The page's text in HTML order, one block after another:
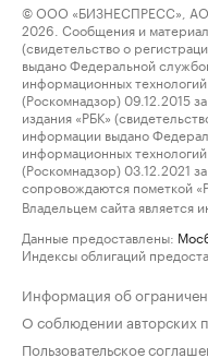
© ООО «БИЗНЕСПРЕСС»,
2026. Сообщения и
(свидетельство о
выдано Федеральной
информационных
(Роскомнадзор) 09.12.2015
издания «РБК»
информации выдано
информационных
(Роскомнадзор) 03.12.2021
сопровождаются пометкой
Владельцем сайта является
Данные предоставлены:
Индексы облигаций
Информация об
О соблюдении авторских
Пользовательское